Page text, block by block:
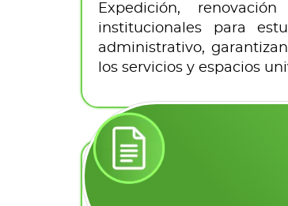
Expedición,
institucionales para
administrativo,
los servicios y espacios